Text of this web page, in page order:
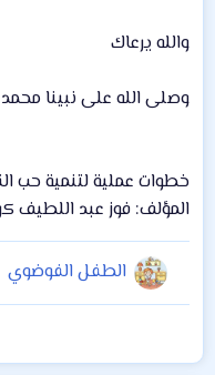
والله يرعاك​
وصلى الله على نبينا
خطوات عملية لتنمية حب
المؤلف: فوز عبد اللطيف
الطفل الفوضوي